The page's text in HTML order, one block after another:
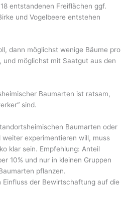
entstandenen Freiflächen ggf.
und Vogelbeere entstehen
dann möglichst wenige Bäume pro
und möglichst mit Saatgut aus den
Baumarten ist ratsam,
sind.
Baumarten oder
weiter experimentieren will, muss
klar sein. Empfehlung: Anteil
10% und nur in kleinen Gruppen
pflanzen.
Einfluss der Bewirtschaftung auf die